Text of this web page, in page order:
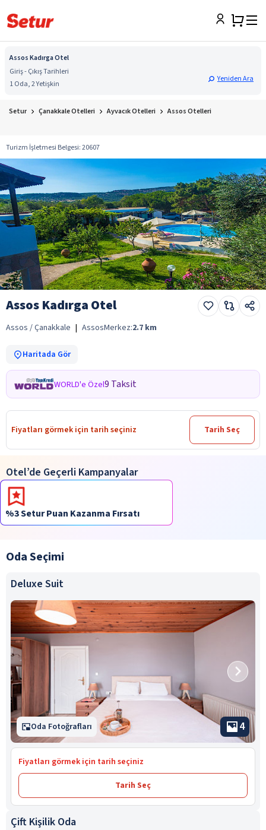
Assos Kadırga Otel
Giriş - Çıkış Tarihleri
1 Oda, 2 Yetişkin
Yeniden Ara
Setur Çanakkale Otelleri Ayvacık Otelleri Assos Otelleri
Turizm İşletmesi Belgesi:20607
Assos Kadırga Otel
Assos / Çanakkale | AssosMerkez:2.7 km
Haritada Gör
WORLD'e Özel9 Taksit
Fiyatları görmek için tarih seçiniz Tarih Seç
Otel’de Geçerli Kampanyalar
%3 Setur Puan Kazanma Fırsatı
Oda Seçimi
Deluxe Suit
Oda Fotoğrafları 4
Fiyatları görmek için tarih seçiniz
Tarih Seç
Çift Kişilik Oda